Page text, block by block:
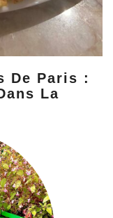
De Paris :
La